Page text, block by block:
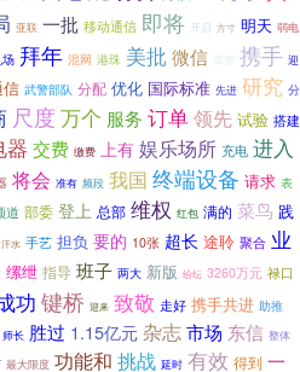
亚联 一批 移动通信 即将 开启 方寸 明天 弱电
拜年 混网 港珠 美批 微信 高管 携手 迎
武警部队 分配 优化 国际标准 先进 研究 分
尺度 万个 服务 订单领先 试验 搭建
器 交费 缴费 上有 娱乐场所 充电 进入
将会 准有 频段 我国 终端设备 请求 表
道 部委 登上 总部 维权 红包 满的 菜鸟 践
汗水 手艺 担负 要的 10张 超长 途聆 聚合 业
缧绁 指导 班子 两大 新版 纷纭 3260万元 禄口
功 键桥 迎来 致敬 走好 携手共进 助推
师长 胜过 1.15亿元 杂志市场 东信 整体
最大限度 功能和 挑战 延时 有效 得到 一